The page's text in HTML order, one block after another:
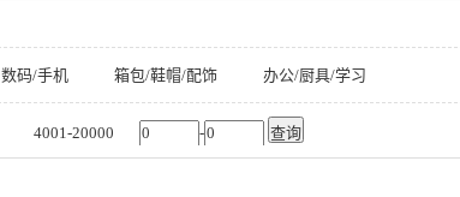
数码/手机 箱包/鞋帽/配饰
办公/厨具/学习
4001-20000 -